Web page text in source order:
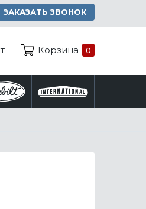
ЗАКАЗАТЬ ЗВОНОК
Корзина 0